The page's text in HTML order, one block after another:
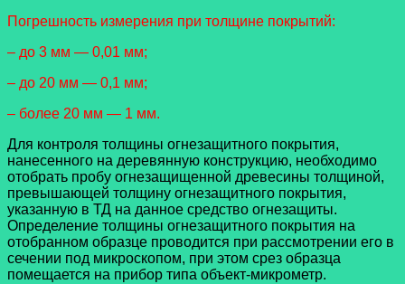
Погрешность измерения при толщине покрытий:
– до 3 мм — 0,01 мм;
– до 20 мм — 0,1 мм;
– более 20 мм — 1 мм.
Для контроля толщины огнезащитного покрытия,
нанесенного на деревянную конструкцию, необходимо
отобрать пробу огнезащищенной древесины толщиной,
превышающей толщину огнезащитного покрытия,
указанную в ТД на данное средство огнезащиты.
Определение толщины огнезащитного покрытия на
отобранном образце проводится при рассмотрении его в
сечении под микроскопом, при этом срез образца
помещается на прибор типа объект-микрометр.